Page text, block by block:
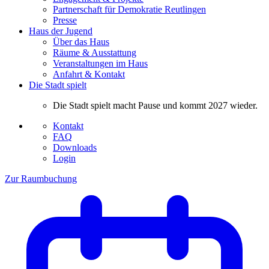
Partnerschaft für Demokratie Reutlingen
Presse
Haus der Jugend
Über das Haus
Räume & Ausstattung
Veranstaltungen im Haus
Anfahrt & Kontakt
Die Stadt spielt
Die Stadt spielt macht Pause und kommt 2027 wieder.
Kontakt
FAQ
Downloads
Login
Zur Raumbuchung